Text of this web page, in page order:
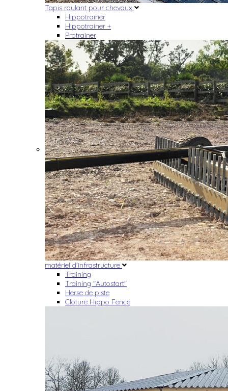
Tapis roulant pour chevaux
Hippotrainer
Hippotrainer +
Protrainer
matériel d'infrastructure
Training
Training "Autostart"
Herse de piste
Cloture Hippo Fence